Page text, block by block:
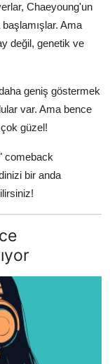
Chaeyoung'un
Ama
değil, genetik ve
geniş göstermek
var. Ama bence
güzel!
comeback
bir anda